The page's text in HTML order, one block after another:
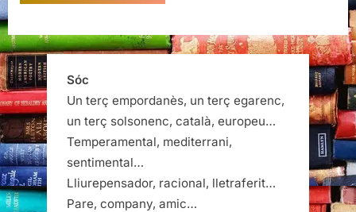
Sóc
Un terç empordanès, un terç egarenc,
un terç solsonenc, català, europeu…
Temperamental, mediterrani,
sentimental…
Lliurepensador, racional, lletraferit…
Pare, company, amic…